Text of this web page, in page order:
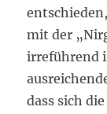
mit der
irreführend
dass sich